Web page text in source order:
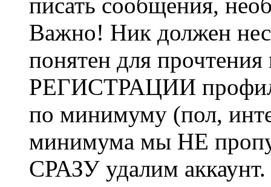
Важно! Ник должен
понятен для
РЕГИСТРАЦИИ профиль
по минимуму (пол,
минимума мы НЕ
СРАЗУ удалим